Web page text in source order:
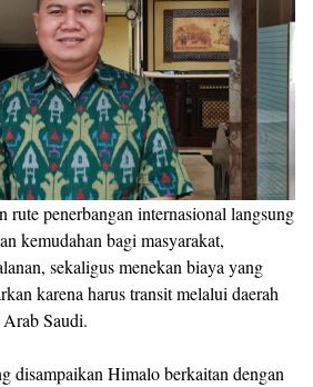
rute penerbangan internasional langsung
kemudahan bagi masyarakat,
sekaligus menekan biaya yang
karena harus transit melalui daerah
Saudi.
disampaikan Himalo berkaitan dengan